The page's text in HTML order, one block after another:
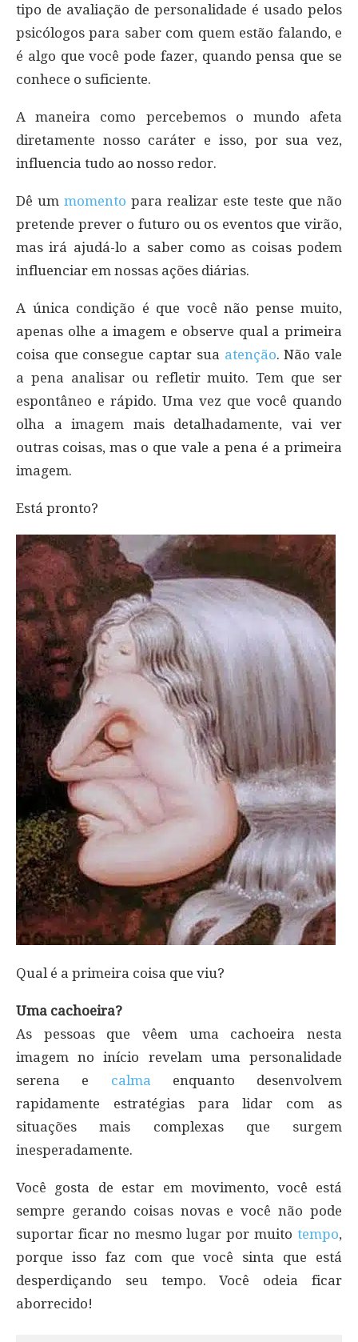
tipo de avaliação de personalidade é usado pelos
psicólogos para saber com quem estão falando, e
é algo que você pode fazer, quando pensa que se
conhece o suficiente.
A maneira como percebemos o mundo afeta
diretamente nosso caráter e isso, por sua vez,
influencia tudo ao nosso redor.
Dê um momento para realizar este teste que não
pretende prever o futuro ou os eventos que virão,
mas irá ajudá-lo a saber como as coisas podem
influenciar em nossas ações diárias.
A única condição é que você não pense muito,
apenas olhe a imagem e observe qual a primeira
coisa que consegue captar sua atenção. Não vale
a pena analisar ou refletir muito. Tem que ser
espontâneo e rápido. Uma vez que você quando
olha a imagem mais detalhadamente, vai ver
outras coisas, mas o que vale a pena é a primeira
imagem.
Está pronto?
Qual é a primeira coisa que viu?
Uma cachoeira?
As pessoas que vêem uma cachoeira nesta
imagem no início revelam uma personalidade
serena e calma enquanto desenvolvem
rapidamente estratégias para lidar com as
situações mais complexas que surgem
inesperadamente.
Você gosta de estar em movimento, você está
sempre gerando coisas novas e você não pode
suportar ficar no mesmo lugar por muito tempo,
porque isso faz com que você sinta que está
desperdiçando seu tempo. Você odeia ficar
aborrecido!